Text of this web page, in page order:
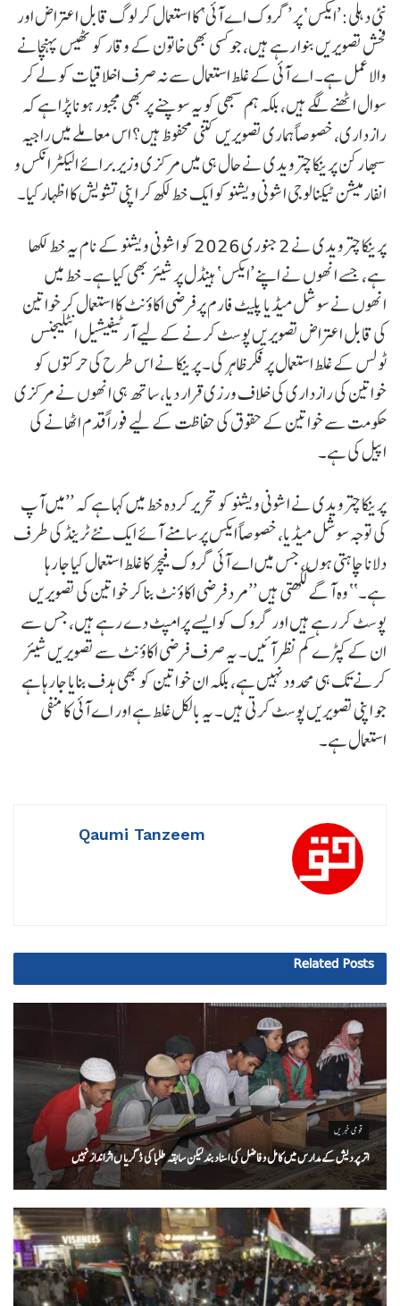
نئی دہلی:’ایکس‘ پر ’گروک اے آئی‘ کا استعمال کر لوگ قابل اعتراض اور
فحش تصویریں بنوا رہے ہیں، جو کسی بھی خاتون کے وقار کو ٹھیس پہنچانے
والا عمل ہے۔ اے آئی کے غلط استعمال سے نہ صرف اخلاقیات کو لے کر
سوال اٹھنے لگے ہیں، بلکہ ہم سبھی کو یہ سوچنے پر بھی مجبور ہونا پڑا ہے کہ
رازداری، خصوصاً ہماری تصویریں کتنی محفوظ ہیں؟ اس معاملے میں راجیہ
سبھا رکن پرینکا چترویدی نے حال ہی میں مرکزی وزیر برائے الیکٹرانکس و
انفارمیشن ٹیکنالوجی اشونی ویشنو کو ایک خط لکھ کر اپنی تشویش کا اظہار کیا۔
پرینکا چترویدی نے 2 جنوری 2026 کو اشونی ویشنو کے نام یہ خط لکھا
ہے، جسے انھوں نے اپنے ’ایکس‘ ہینڈل پر شیئر بھی کیا ہے۔ خط میں
انھوں نے سوشل میڈیا پلیٹ فارم پر فرضی اکاؤنٹ کا استعمال کر خواتین
کی قابل اعتراض تصویریں پوسٹ کرنے کے لیے آرٹیفیشیل انٹلیجنس
ٹولس کے غلط استعمال پر فکر ظاہر کی۔ پرینکا نے اس طرح کی حرکتوں کو
خواتین کی رازداری کی خلاف ورزی قرار دیا، ساتھ ہی انھوں نے مرکزی
حکومت سے خواتین کے حقوق کی حفاظت کے لیے فوراً قدم اٹھانے کی
اپیل کی ہے۔
پرینکا چترویدی نے اشونی ویشنو کو تحریر کردہ خط میں کہا ہے کہ ’’میں آپ
کی توجہ سوشل میڈیا، خصوصاً ایکس پر سامنے آئے ایک نئے ٹرینڈ کی طرف
دلانا چاہتی ہوں، جس میں اے آئی گروک فیچر کا غلط استعمال کیا جا رہا
ہے۔‘‘ وہ آگے لکھتی ہیں ’’مرد فرضی اکاؤنٹ بنا کر خواتین کی تصویریں
پوسٹ کر رہے ہیں اور گروک کو ایسے پرامپٹ دے رہے ہیں، جس سے
ان کے کپڑے کم نظر آئیں۔ یہ صرف فرضی اکاؤنٹ سے تصویریں شیئر
کرنے تک ہی محدود نہیں ہے، بلکہ ان خواتین کو بھی ہدف بنایا جا رہا ہے
جو اپنی تصویریں پوسٹ کرتی ہیں۔ یہ بالکل غلط ہے اور اے آئی کا منفی
استعمال ہے۔
Qaumi Tanzeem
Related Posts
قومی خبریں
اتر پردیش کےمدارس میں کامل و فاضل کی اسناد بند لیکن سابقہ طلبا کی ڈگریا ں اثرانداز نہیں